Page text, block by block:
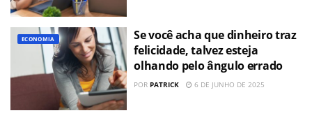
ECONOMIA
Se você acha que dinheiro traz
felicidade, talvez esteja
olhando pelo ângulo errado
POR PATRICK 6 DE JUNHO DE 2025